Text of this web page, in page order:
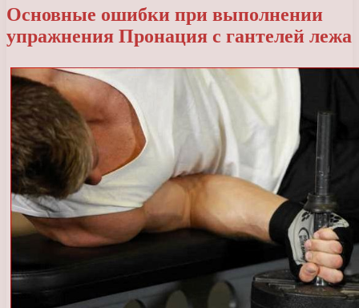
Основные ошибки при выполнении
упражнения Пронация с гантелей лежа